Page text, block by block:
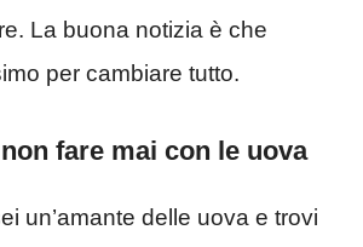
La buona notizia è che
per cambiare tutto.
fare mai con le uova
un’amante delle uova e trovi